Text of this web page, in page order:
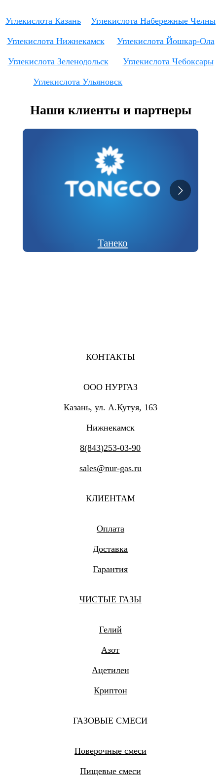
Углекислота Казань Углекислота Набережные Челны
Углекислота Нижнекамск Углекислота Йошкар-Ола
Углекислота Зеленодольск Углекислота Чебоксары
Углекислота Ульяновск
Наши клиенты и партнеры
Танеко
КОНТАКТЫ
ООО НУРГАЗ
Казань, ул. А.Кутуя, 163
Нижнекамск
8(843)253-03-90
sales@nur-gas.ru
КЛИЕНТАМ
Оплата
Доставка
Гарантия
ЧИСТЫЕ ГАЗЫ
Гелий
Азот
Ацетилен
Криптон
ГАЗОВЫЕ СМЕСИ
Поверочные смеси
Пищевые смеси